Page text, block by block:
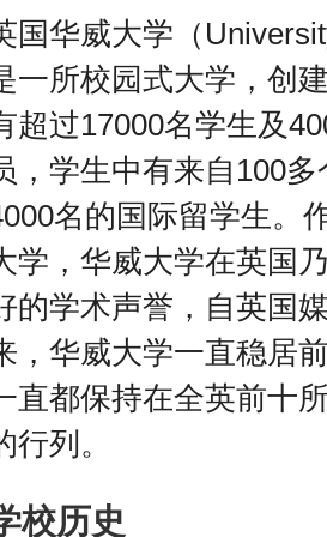
国华威大学（
一所校园式大学，创
超过17000名学生及
，学生中有来自100
名的国际留学生。
学，华威大学在英国
的学术声誉，自英国
，华威大学一直稳居
直都保持在全英前十
行列。
校历史